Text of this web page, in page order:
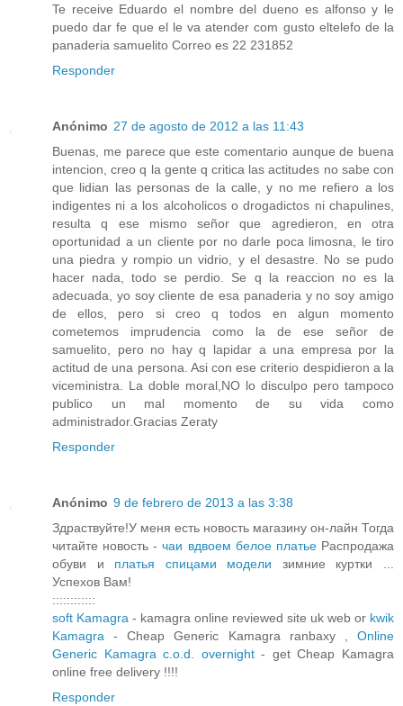
Te receive Eduardo el nombre del dueno es alfonso y le
puedo dar fe que el le va atender com gusto eltelefo de la
panaderia samuelito Correo es 22 231852
Responder
Anónimo 27 de agosto de 2012 a las 11:43
Buenas, me parece que este comentario aunque de buena
intencion, creo q la gente q critica las actitudes no sabe con
que lidian las personas de la calle, y no me refiero a los
indigentes ni a los alcoholicos o drogadictos ni chapulines,
resulta q ese mismo señor que agredieron, en otra
oportunidad a un cliente por no darle poca limosna, le tiro
una piedra y rompio un vidrio, y el desastre. No se pudo
hacer nada, todo se perdio. Se q la reaccion no es la
adecuada, yo soy cliente de esa panaderia y no soy amigo
de ellos, pero si creo q todos en algun momento
cometemos imprudencia como la de ese señor de
samuelito, pero no hay q lapidar a una empresa por la
actitud de una persona. Asi con ese criterio despidieron a la
viceministra. La doble moral,NO lo disculpo pero tampoco
publico un mal momento de su vida como
administrador.Gracias Zeraty
Responder
Anónimo 9 de febrero de 2013 a las 3:38
Здраствуйте!У меня есть новость магазину он-лайн Тогда
читайте новость -чаи вдвоем белое платье Распродажа
обуви и платья спицами модели зимние куртки ...
Успехов Вам!
::::::::::::
soft Kamagra - kamagra online reviewed site uk web or kwik
Kamagra- Cheap Generic Kamagra ranbaxy ,Online
Generic Kamagra c.o.d. overnight- get Cheap Kamagra
online free delivery !!!!
Responder